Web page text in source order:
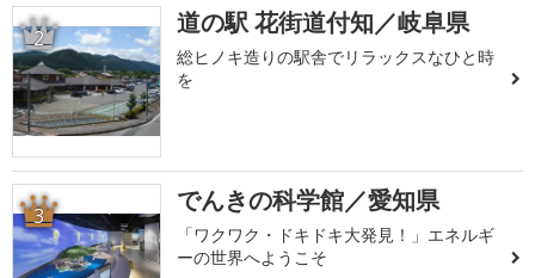
2 道の駅 花街道付知／岐阜県
総ヒノキ造りの駅舎でリラックスなひと時
を
3 でんきの科学館／愛知県
「ワクワク・ドキドキ大発見！」エネルギ
ーの世界へようこそ